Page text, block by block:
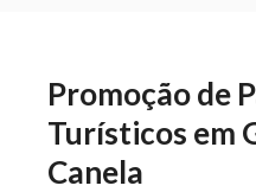
Promoção de
Turísticos em
Canela